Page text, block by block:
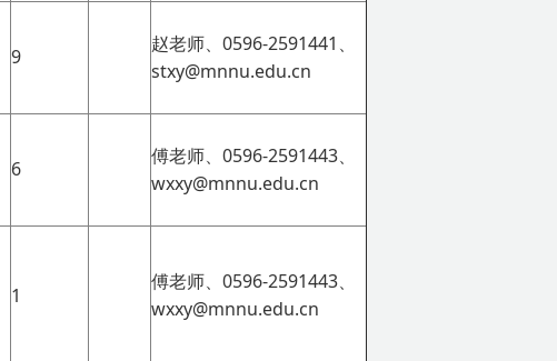
9
赵老师、0596-2591441、
stxy@mnnu.edu.cn
6
傅老师、0596-2591443、
wxxy@mnnu.edu.cn
1
傅老师、0596-2591443、
wxxy@mnnu.edu.cn